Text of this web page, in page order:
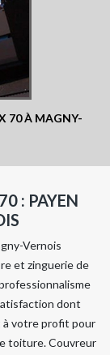
70 À MAGNY-
: PAYEN
Vernois
et zinguerie de
dont
à votre profit pour
toiture. Couvreur